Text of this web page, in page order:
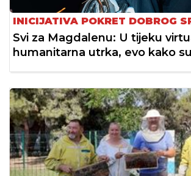
INICIJATIVA POKRET DOBROG
Svi za Magdalenu: U tijeku
humanitarna utrka, evo kako